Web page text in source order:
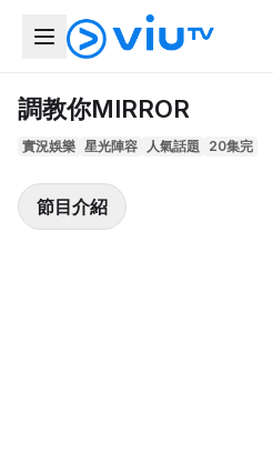
調教你MIRROR
實況娛樂 星光陣容 人氣話題 20集完
節目介紹